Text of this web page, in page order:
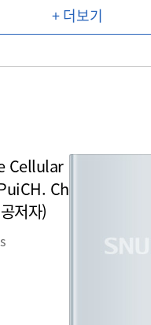
+ 더보기
Cellular
Ch
저자)